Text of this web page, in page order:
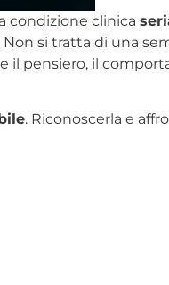
condizione clinica
si tratta di una
pensiero, il
. Riconoscerla e